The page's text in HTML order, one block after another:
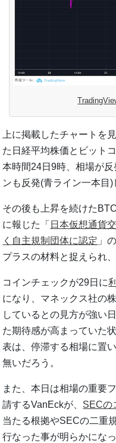
上に掲載したチャートを
た日経平均株価とビット
本時間24日9時、相場が
ンも反発(青ライン一本目)
その後も上昇を続けた
に報じた「 日本仮想通貨
く自主規制団体に認定 」
プラスの材料と捉えられ
コインチェックが29日に
になり、マネックス社の
しているとの見方が強い
た期待感が高まっていた
表は、停滞する相場に置
無いだろう。
また、本日は相場の重要
請するVanEckが、 SECの
当たる根拠やSECの二重
行なった事が明らかにな